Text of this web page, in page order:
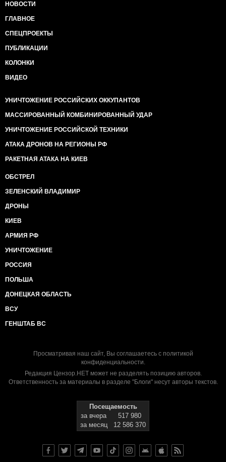
НОВОСТИ
ГЛАВНОЕ
СПЕЦПРОЕКТЫ
ПУБЛИКАЦИИ
КОЛОНКИ
ВИДЕО
УНИЧТОЖЕНИЕ РОССИЙСКИХ ОККУПАНТОВ
МАССИРОВАННЫЙ КОМБИНИРОВАННЫЙ УДАР
УНИЧТОЖЕНИЕ РОССИЙСКОЙ ТЕХНИКИ
АТАКА ДРОНОВ НА РЕГИОНЫ РФ
РАКЕТНАЯ АТАКА НА КИЕВ
ОБСТРЕЛ
ЗЕЛЕНСКИЙ ВЛАДИМИР
ДРОНЫ
КИЕВ
АРМИЯ РФ
УНИЧТОЖЕНИЕ
РОССИЯ
ПОЛЬША
ДОНЕЦКАЯ ОБЛАСТЬ
ВСУ
ГЕНШТАБ ВС
Просматривая наш сайт, Вы соглашаетесь с политикой
конфиденциальности.
Редакция Цензор.НЕТ может не разделять позицию авторов.
Ответственность за материалы в разделе "Блоги" несут авторы текстов.
Посещаемость
за вчера
517 980
за месяц
12 586 370